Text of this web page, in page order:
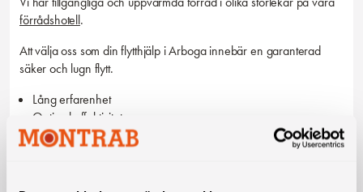
förrådshotell.
Att välja oss som din flytthjälp i Arboga innebär en garanterad
säker och lugn flytt.
Lång erfarenhet
Optimal effektivitet
Förstklassig service